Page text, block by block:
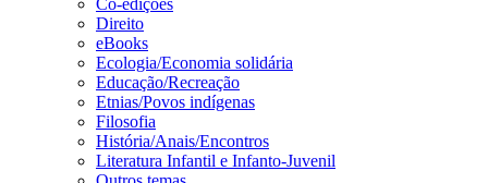
Co-edições
Direito
eBooks
Ecologia/Economia solidária
Educação/Recreação
Etnias/Povos indígenas
Filosofia
História/Anais/Encontros
Literatura Infantil e Infanto-Juvenil